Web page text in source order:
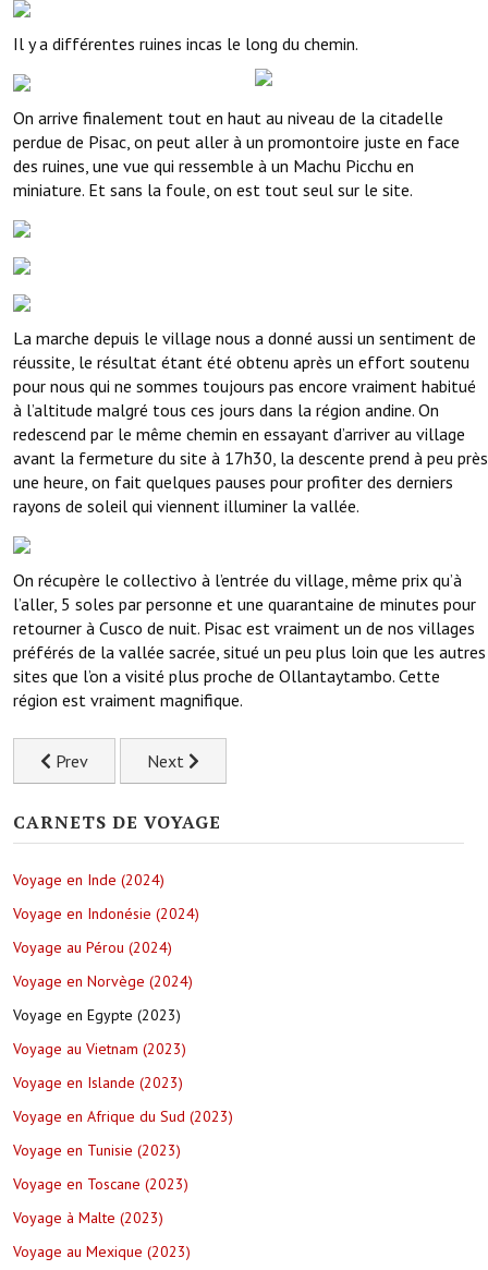
Il y a différentes ruines incas le long du chemin.
On arrive finalement tout en haut au niveau de la citadelle
perdue de Pisac, on peut aller à un promontoire juste en face
des ruines, une vue qui ressemble à un Machu Picchu en
miniature. Et sans la foule, on est tout seul sur le site.
La marche depuis le village nous a donné aussi un sentiment de
réussite, le résultat étant été obtenu après un effort soutenu
pour nous qui ne sommes toujours pas encore vraiment habitué
à l’altitude malgré tous ces jours dans la région andine. On
redescend par le même chemin en essayant d’arriver au village
avant la fermeture du site à 17h30, la descente prend à peu près
une heure, on fait quelques pauses pour profiter des derniers
rayons de soleil qui viennent illuminer la vallée.
On récupère le collectivo à l’entrée du village, même prix qu’à
l’aller, 5 soles par personne et une quarantaine de minutes pour
retourner à Cusco de nuit. Pisac est vraiment un de nos villages
préférés de la vallée sacrée, situé un peu plus loin que les autres
sites que l’on a visité plus proche de Ollantaytambo. Cette
région est vraiment magnifique.
Previous article: Exploration de l’Amazonie à Tambopata
Prev Next article: Une des expériences de voyage
Next
CARNETS DE VOYAGE
Voyage en Inde (2024)
Voyage en Indonésie (2024)
Voyage au Pérou (2024)
Voyage en Norvège (2024)
Voyage en Egypte (2023)
Voyage au Vietnam (2023)
Voyage en Islande (2023)
Voyage en Afrique du Sud (2023)
Voyage en Tunisie (2023)
Voyage en Toscane (2023)
Voyage à Malte (2023)
Voyage au Mexique (2023)